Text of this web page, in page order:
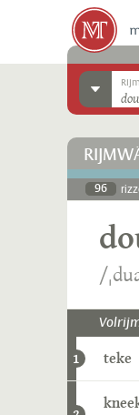
96
/
1 teke